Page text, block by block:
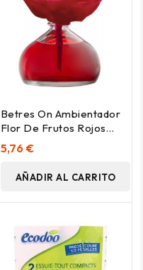
Betres On Ambientador
Flor De Frutos Rojos
85Ml
5,76 €
AÑADIR AL CARRITO